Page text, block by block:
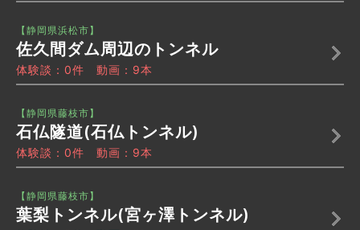
【静岡県浜松市】
佐久間ダム周辺のトンネル
体験談：0件 動画：9本
【静岡県藤枝市】
石仏隧道(石仏トンネル)
体験談：0件 動画：9本
【静岡県藤枝市】
葉梨トンネル(宮ヶ澤トンネル)